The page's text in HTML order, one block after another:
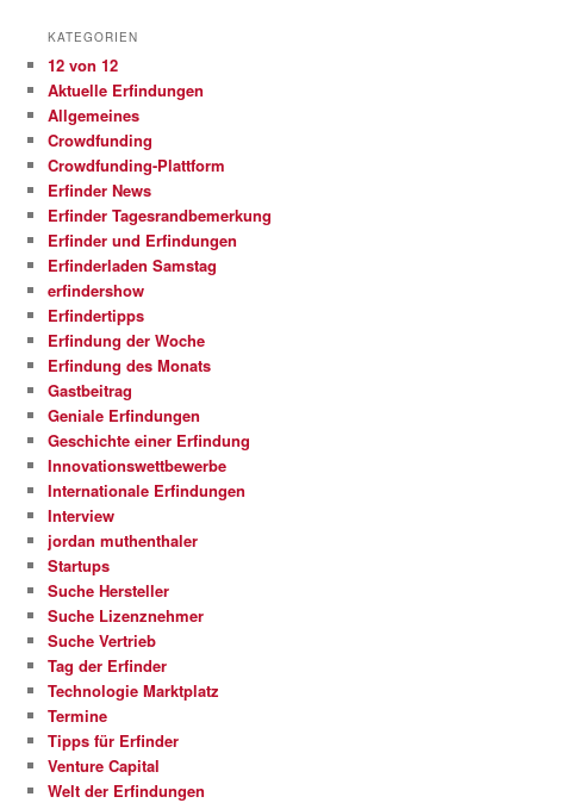
KATEGORIEN
12 von 12
Aktuelle Erfindungen
Allgemeines
Crowdfunding
Crowdfunding-Plattform
Erfinder News
Erfinder Tagesrandbemerkung
Erfinder und Erfindungen
Erfinderladen Samstag
erfindershow
Erfindertipps
Erfindung der Woche
Erfindung des Monats
Gastbeitrag
Geniale Erfindungen
Geschichte einer Erfindung
Innovationswettbewerbe
Internationale Erfindungen
Interview
jordan muthenthaler
Startups
Suche Hersteller
Suche Lizenznehmer
Suche Vertrieb
Tag der Erfinder
Technologie Marktplatz
Termine
Tipps für Erfinder
Venture Capital
Welt der Erfindungen